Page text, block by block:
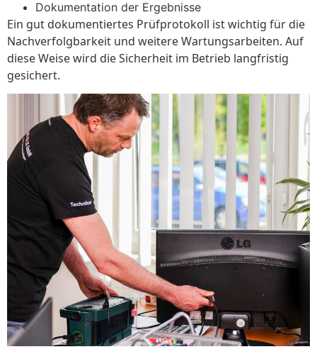
Dokumentation der Ergebnisse
Ein gut dokumentiertes Prüfprotokoll ist wichtig für die
Nachverfolgbarkeit und weitere Wartungsarbeiten. Auf
diese Weise wird die Sicherheit im Betrieb langfristig
gesichert.